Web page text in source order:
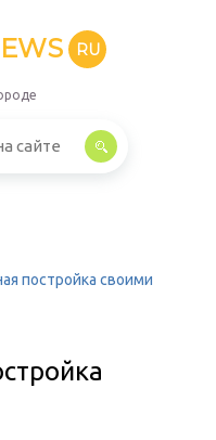
RU
постройка своими